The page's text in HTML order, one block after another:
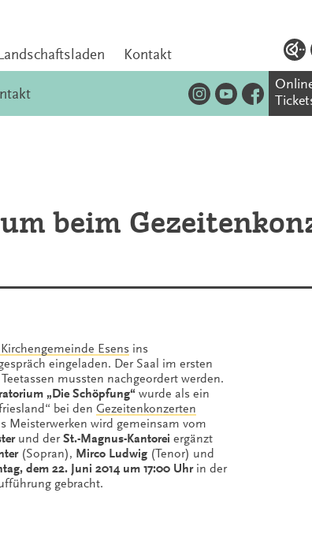
Kontakt
beim
Esens ins
eingeladen. Der Saal im ersten
mussten nachgeordert werden.
„Die Schöpfung“ wurde als ein
bei den Gezeitenkonzerten
Meisterwerken wird gemeinsam vom
und derSt.-Magnus-Kantorei ergänzt
(Sopran), Mirco Ludwig (Tenor) und
dem 22. Juni 2014 um 17:00 Uhrin der
gebracht.